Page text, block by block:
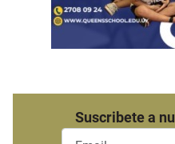
Suscribete a